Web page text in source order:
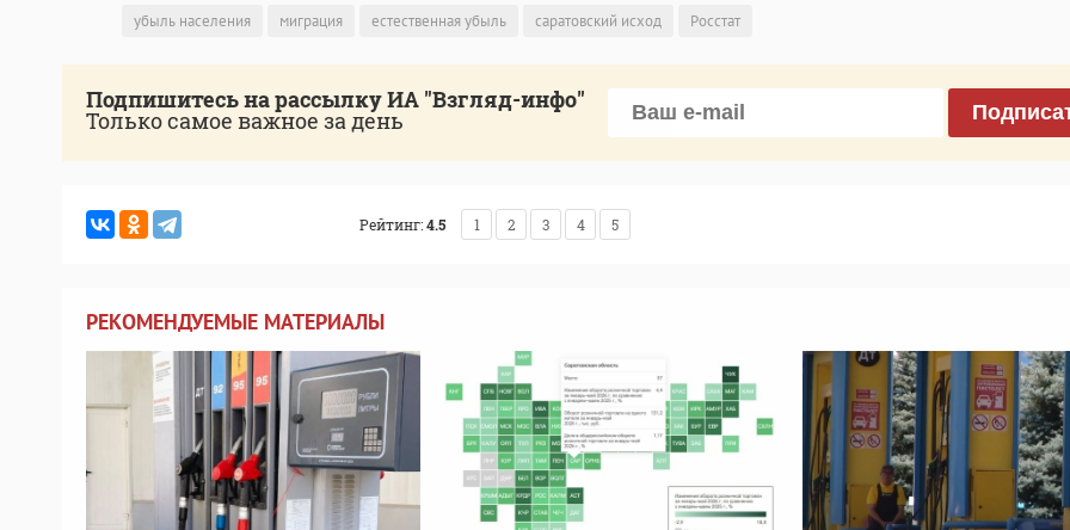
убыль населения миграция естественная убыль саратовский исход Росстат
Подпишитесь на рассылку ИА "Взгляд-инфо"
Только самое важное за день
Рейтинг:4.5 1 2 3 4 5
РЕКОМЕНДУЕМЫЕ МАТЕРИАЛЫ